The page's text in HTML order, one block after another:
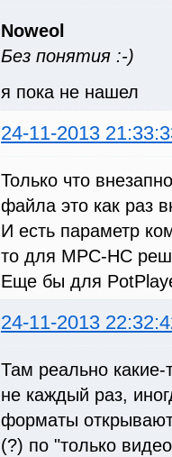
Noweol
Без понятия :-)
я пока не нашел
24-11-2013
Только что
файла это как раз
И есть параметр
то для MPC-HC
Еще бы для
24-11-2013
Там реально
не каждый раз,
форматы
(?) по "только